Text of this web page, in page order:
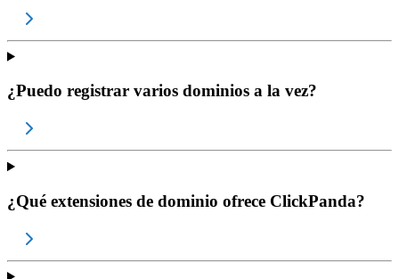
¿Puedo registrar varios dominios a la vez?
¿Qué extensiones de dominio ofrece ClickPanda?